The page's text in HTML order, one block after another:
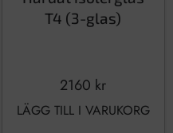
T4 (3-glas)
2160 kr
LÄGG TILL I VARUKORG